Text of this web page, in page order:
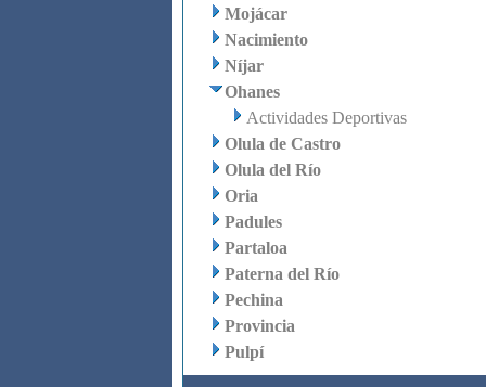
Mojácar
Nacimiento
Níjar
Ohanes
Actividades Deportivas
Olula de Castro
Olula del Río
Oria
Padules
Partaloa
Paterna del Río
Pechina
Provincia
Pulpí